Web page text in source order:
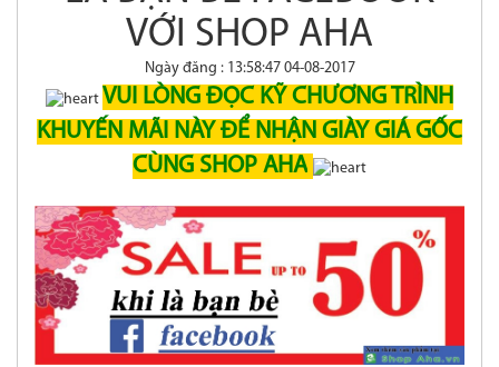
VỚI SHOP AHA
Ngày đăng : 13:58:47 04-08-2017
VUI LÒNG ĐỌC KỸ CHƯƠNG TRÌNH
KHUYẾN MÃI NÀY ĐỂ NHẬN GIÀY GIÁ GỐC
CÙNG SHOP AHA